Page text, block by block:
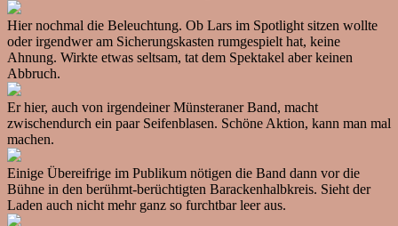
Hier nochmal die Beleuchtung. Ob Lars im Spotlight sitzen wollte
oder irgendwer am Sicherungskasten rumgespielt hat, keine
Ahnung. Wirkte etwas seltsam, tat dem Spektakel aber keinen
Abbruch.
Er hier, auch von irgendeiner Münsteraner Band, macht
zwischendurch ein paar Seifenblasen. Schöne Aktion, kann man mal
machen.
Einige Übereifrige im Publikum nötigen die Band dann vor die
Bühne in den berühmt-berüchtigten Barackenhalbkreis. Sieht der
Laden auch nicht mehr ganz so furchtbar leer aus.